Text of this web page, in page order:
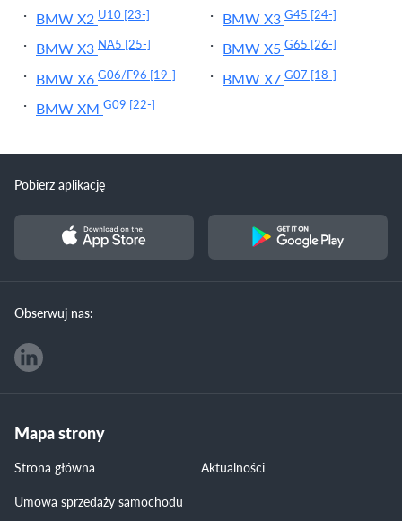
BMW X2 U10 [23-] BMW X3 G45 [24-]
BMW X3 NA5 [25-] BMW X5 G65 [26-]
BMW X6 G06/F96 [19-] BMW X7 G07 [18-]
BMW XM G09 [22-]
Pobierz aplikację
Obserwuj nas:
Mapa strony
Strona główna
Aktualności
Umowa sprzedaży samochodu